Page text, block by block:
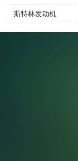
斯特林发动机